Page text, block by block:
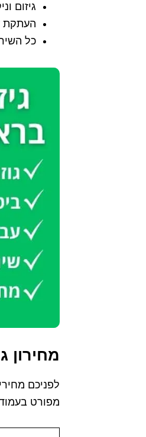
גיזום
העתקת
כל
מחירון
לפניכם
מפורט